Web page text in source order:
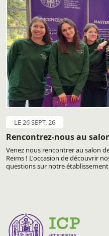
LE 26 SEPT. 26
Rencontrez-nous au
Venez nous rencontrer au salon
Reims ! L'occasion de découvrir
questions sur notre